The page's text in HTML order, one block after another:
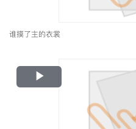
谁摸了主的衣裳
Play
Video